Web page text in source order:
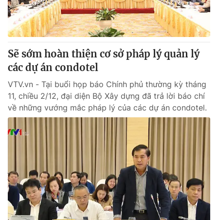
Sẽ sớm hoàn thiện cơ sở pháp lý quản lý
các dự án condotel
VTV.vn - Tại buổi họp báo Chính phủ thường kỳ tháng
11, chiều 2/12, đại diện Bộ Xây dựng đã trả lời báo chí
về những vướng mắc pháp lý của các dự án condotel.